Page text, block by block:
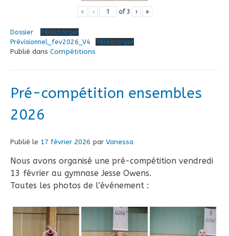
« ‹ of 3 › »
Dossier
Télécharger
Prévisionnel_fev2026_V4
Télécharger
Publié dans Compétitions
Pré-compétition ensembles
2026
Publié le 17 février 2026 par Vanessa
Nous avons organisé une pré-compétition vendredi
13 février au gymnase Jesse Owens.
Toutes les photos de l’événement :